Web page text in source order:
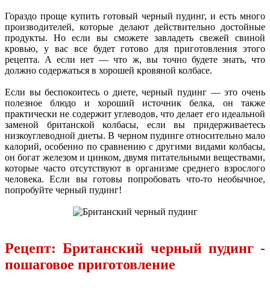
Гораздо проще купить готовый черный пудинг, и есть много
производителей, которые делают действительно достойные
продукты. Но если вы сможете завладеть свежей свиной
кровью, у вас все будет готово для приготовления этого
рецепта. А если нет — что ж, вы точно будете знать, что
должно содержаться в хорошей кровяной колбасе.
Если вы беспокоитесь о диете, черный пудинг — это очень
полезное блюдо и хороший источник белка, он также
практически не содержит углеводов, что делает его идеальной
заменой британской колбасы, если вы придерживаетесь
низкоуглеводной диеты. В черном пудинге относительно мало
калорий, особенно по сравнению с другими видами колбасы,
он богат железом и цинком, двумя питательными веществами,
которые часто отсутствуют в организме среднего взрослого
человека. Если вы готовы попробовать что-то необычное,
попробуйте черный пудинг!
Рецепт: Британский черный пудинг -
пошаговое приготовление